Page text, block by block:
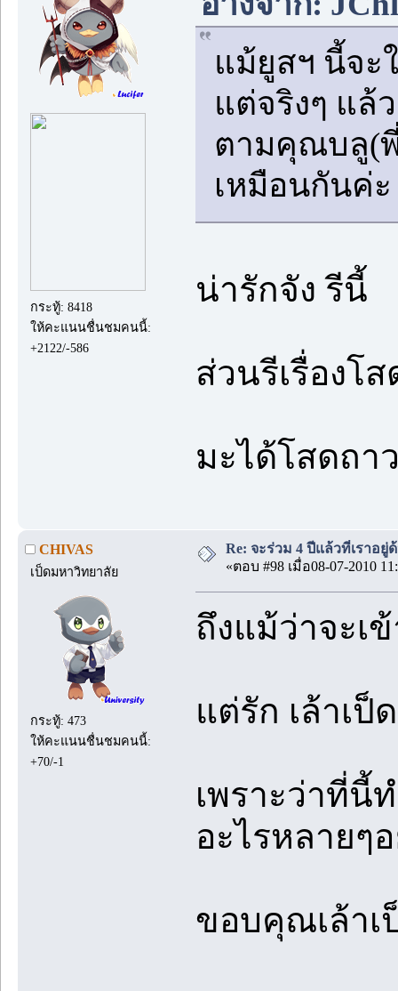
กระทู้: 8418
ให้คะแนนชื่นชมคนนี้:
+2122/-586
แม้ยูสฯ นี้จะ
แต่จริงๆ แล้
ตามคุณบลู(
เหมือนกันค่ะ
น่ารักจัง รีนี้
ส่วนรีเรื่องโ
มะได้โสดถา
CHIVAS
เป็ดมหาวิทยาลัย
กระทู้: 473
ให้คะแนนชื่นชมคนนี้:
+70/-1
Re: จะร่วม 4 ปีแล้วที่เราอยู่
«ตอบ #98 เมื่อ08-07-2010
ถึงแม้ว่าจะเ
แต่รัก เล้าเป็
เพราะว่าที่นี้
อะไรหลายๆ
ขอบคุณเล้าเ